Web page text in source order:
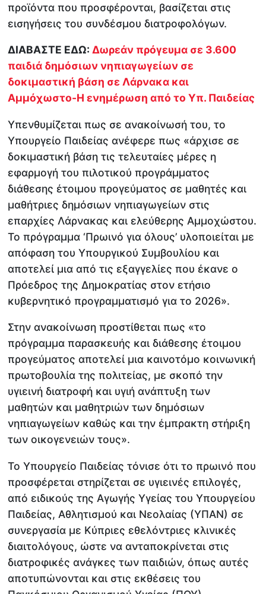
προϊόντα που προσφέρονται, βασίζεται στις
εισηγήσεις του συνδέσμου διατροφολόγων.
ΔΙΑΒΑΣΤΕ ΕΔΩ:Δωρεάν πρόγευμα σε 3.600
παιδιά δημόσιων νηπιαγωγείων σε
δοκιμαστική βάση σε Λάρνακα και
Αμμόχωστο-Η ενημέρωση από το Υπ. Παιδείας
Υπενθυμίζεται πως σε ανακοίνωσή του, το
Υπουργείο Παιδείας ανέφερε πως «άρχισε σε
δοκιμαστική βάση τις τελευταίες μέρες η
εφαρμογή του πιλοτικού προγράμματος
διάθεσης έτοιμου προγεύματος σε μαθητές και
μαθήτριες δημόσιων νηπιαγωγείων στις
επαρχίες Λάρνακας και ελεύθερης Αμμοχώστου.
Το πρόγραμμα ‘Πρωινό για όλους’ υλοποιείται με
απόφαση του Υπουργικού Συμβουλίου και
αποτελεί μια από τις εξαγγελίες που έκανε ο
Πρόεδρος της Δημοκρατίας στον ετήσιο
κυβερνητικό προγραμματισμό για το 2026».
Στην ανακοίνωση προστίθεται πως «το
πρόγραμμα παρασκευής και διάθεσης έτοιμου
προγεύματος αποτελεί μια καινοτόμο κοινωνική
πρωτοβουλία της πολιτείας, με σκοπό την
υγιεινή διατροφή και υγιή ανάπτυξη των
μαθητών και μαθητριών των δημόσιων
νηπιαγωγείων καθώς και την έμπρακτη στήριξη
των οικογενειών τους».
Το Υπουργείο Παιδείας τόνισε ότι το πρωινό που
προσφέρεται στηρίζεται σε υγιεινές επιλογές,
από ειδικούς της Αγωγής Υγείας του Υπουργείου
Παιδείας, Αθλητισμού και Νεολαίας (ΥΠΑΝ) σε
συνεργασία με Κύπριες εθελόντριες κλινικές
διαιτολόγους, ώστε να ανταποκρίνεται στις
διατροφικές ανάγκες των παιδιών, όπως αυτές
αποτυπώνονται και στις εκθέσεις του